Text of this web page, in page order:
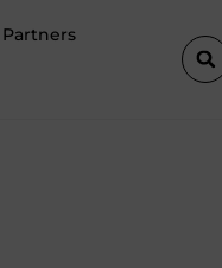
Partners